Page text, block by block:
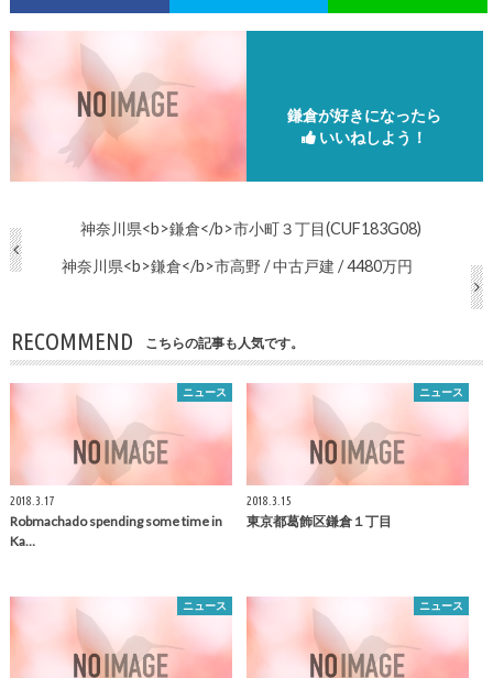
鎌倉が好きになったら
いいねしよう！
神奈川県<b>鎌倉</b>市小町３丁目(CUF183G08)
神奈川県<b>鎌倉</b>市高野 / 中古戸建 / 4480万円
RECOMMEND こちらの記事も人気です。
ニュース
2018.3.17
Robmachado spending some time in
Ka…
ニュース
2018.3.15
東京都葛飾区鎌倉１丁目
ニュース ニュース